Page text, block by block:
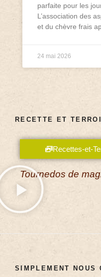
parfaite pour les
L’association des
et du chèvre frais
24 mai 2026
RECETTE ET
Recettes-et-
Tournedos de
SIMPLEMENT NOUS